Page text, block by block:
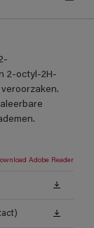
2-octyl-2H-
Adobe Reader